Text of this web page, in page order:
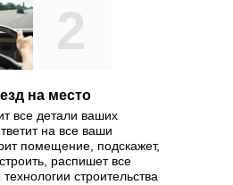
на место
все детали ваших
на все ваши
помещение, подскажет,
распишет все
строительства
2